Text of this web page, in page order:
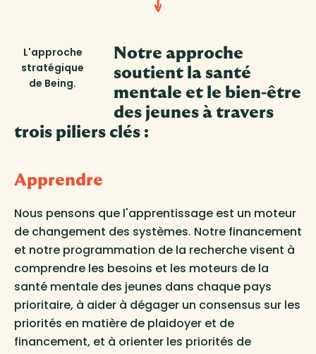
L'approche
stratégique
de Being.
Notre approche
soutient la santé
mentale et le bien-être
des jeunes à travers
trois piliers clés :
Apprendre
Nous pensons que l'apprentissage est un moteur
de changement des systèmes. Notre financement
et notre programmation de la recherche visent à
comprendre les besoins et les moteurs de la
santé mentale des jeunes dans chaque pays
prioritaire, à aider à dégager un consensus sur les
priorités en matière de plaidoyer et de
financement, et à orienter les priorités de